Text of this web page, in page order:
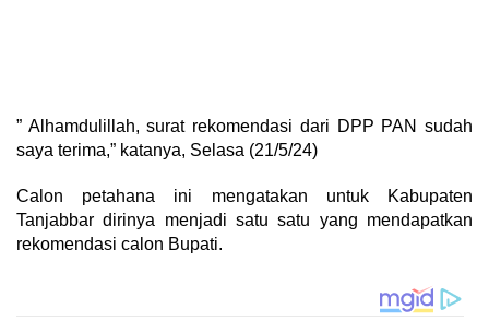
” Alhamdulillah, surat rekomendasi dari DPP PAN sudah
saya terima,” katanya, Selasa (21/5/24)
Calon petahana ini mengatakan untuk Kabupaten
Tanjabbar dirinya menjadi satu satu yang mendapatkan
rekomendasi calon Bupati.